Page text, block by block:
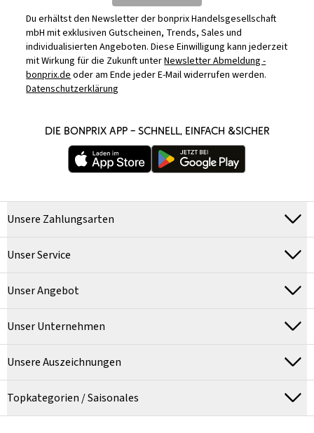
Du erhältst den Newsletter der bonprix Handelsgesellschaft
mbH mit exklusiven Gutscheinen, Trends, Sales und
individualisierten Angeboten. Diese Einwilligung kann jederzeit
mit Wirkung für die Zukunft unterNewsletter Abmeldung -
bonprix.deoder am Ende jeder E-Mail widerrufen werden.
Datenschutzerklärung
DIE BONPRIX APP – SCHNELL, EINFACH &SICHER
Unsere Zahlungsarten
Unser Service
Unser Angebot
Unser Unternehmen
Unsere Auszeichnungen
Topkategorien / Saisonales